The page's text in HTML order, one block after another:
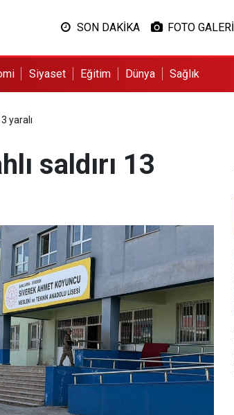
SON DAKİKA FOTO GALERİ
Siyaset Eğitim Dünya Sağlık
yaralı
saldırı 13